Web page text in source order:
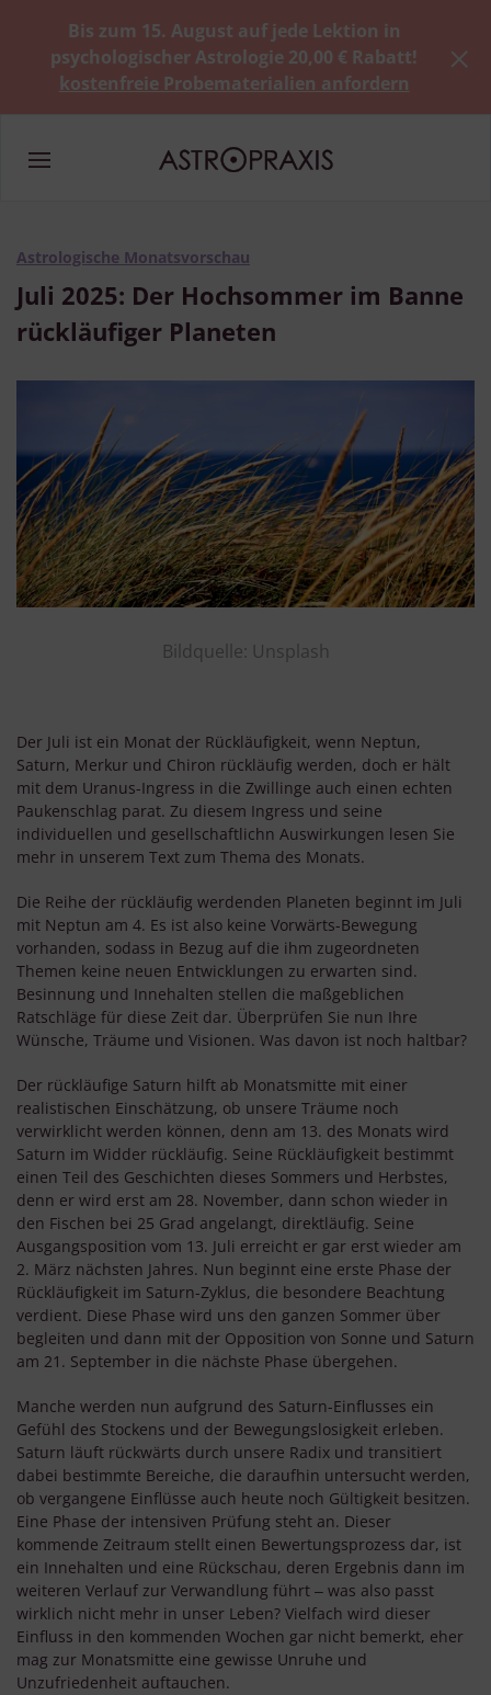
Bis zum 15. August auf jede Lektion in
psychologischer Astrologie 20,00 € Rabatt!
kostenfreie Probematerialien anfordern
Bildquelle: Unsplash
Astrologische Monatsvorschau
Juli 2025: Der Hochsommer im Banne
rückläufiger Planeten
Der Juli ist ein Monat der Rückläufigkeit, wenn Neptun,
Saturn, Merkur und Chiron rückläufig werden, doch er hält
mit dem Uranus-Ingress in die Zwillinge auch einen echten
Paukenschlag parat. Zu diesem Ingress und seine
individuellen und gesellschaftlichn Auswirkungen lesen Sie
mehr in unserem Text zum Thema des Monats.
Die Reihe der rückläufig werdenden Planeten beginnt im Juli
mit Neptun am 4. Es ist also keine Vorwärts-Bewegung
vorhanden, sodass in Bezug auf die ihm zugeordneten
Themen keine neuen Entwicklungen zu erwarten sind.
Besinnung und Innehalten stellen die maßgeblichen
Ratschläge für diese Zeit dar. Überprüfen Sie nun Ihre
Wünsche, Träume und Visionen. Was davon ist noch haltbar?
Der rückläufige Saturn hilft ab Monatsmitte mit einer
realistischen Einschätzung, ob unsere Träume noch
verwirklicht werden können, denn am 13. des Monats wird
Saturn im Widder rückläufig. Seine Rückläufigkeit bestimmt
einen Teil des Geschichten dieses Sommers und Herbstes,
denn er wird erst am 28. November, dann schon wieder in
den Fischen bei 25 Grad angelangt, direktläufig. Seine
Ausgangsposition vom 13. Juli erreicht er gar erst wieder am
2. März nächsten Jahres. Nun beginnt eine erste Phase der
Rückläufigkeit im Saturn-Zyklus, die besondere Beachtung
verdient. Diese Phase wird uns den ganzen Sommer über
begleiten und dann mit der Opposition von Sonne und Saturn
am 21. September in die nächste Phase übergehen.
Manche werden nun aufgrund des Saturn-Einflusses ein
Gefühl des Stockens und der Bewegungslosigkeit erleben.
Saturn läuft rückwärts durch unsere Radix und transitiert
dabei bestimmte Bereiche, die daraufhin untersucht werden,
ob vergangene Einflüsse auch heute noch Gültigkeit besitzen.
Eine Phase der intensiven Prüfung steht an. Dieser
kommende Zeitraum stellt einen Bewertungsprozess dar, ist
ein Innehalten und eine Rückschau, deren Ergebnis dann im
weiteren Verlauf zur Verwandlung führt ‒ was also passt
wirklich nicht mehr in unser Leben? Vielfach wird dieser
Einfluss in den kommenden Wochen gar nicht bemerkt, eher
mag zur Monatsmitte eine gewisse Unruhe und
Unzufriedenheit auftauchen.